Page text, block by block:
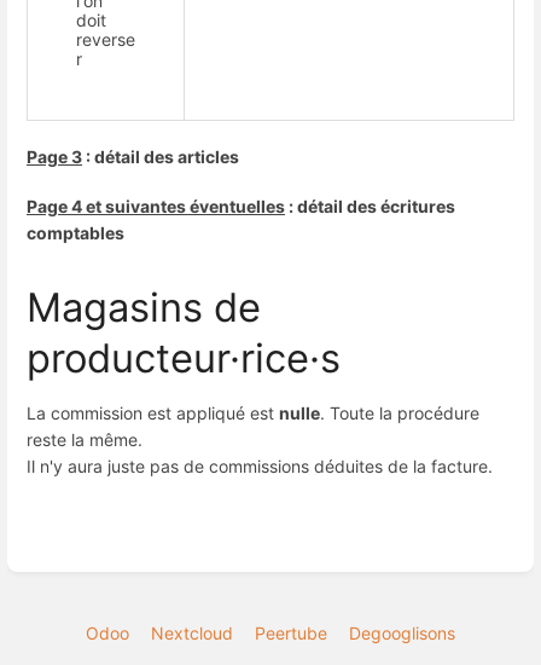
doit
reverse
r
Page 3 : détail des articles
Page 4 et suivantes éventuelles : détail des écritures
comptables
Magasins de
producteur·rice·s
La commission est appliqué est nulle. Toute la procédure
reste la même.
Il n'y aura juste pas de commissions déduites de la facture.
Odoo Nextcloud Peertube Degooglisons